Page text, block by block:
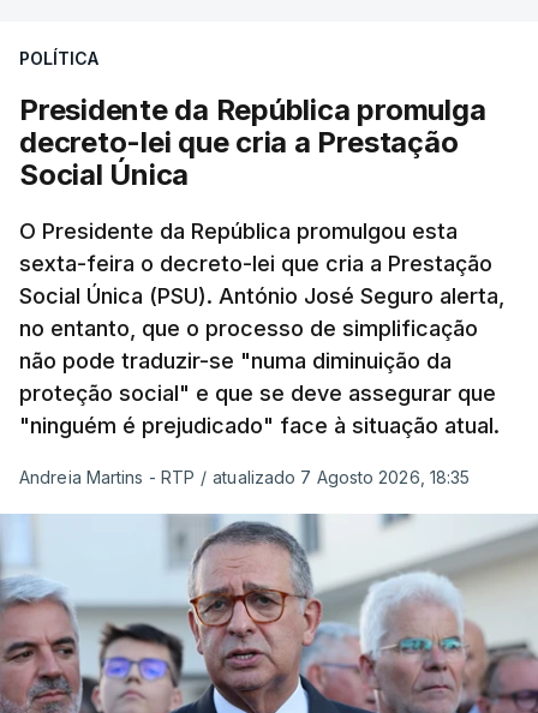
POLÍTICA
Presidente da República promulga
decreto-lei que cria a Prestação
Social Única
O Presidente da República promulgou esta
sexta-feira o decreto-lei que cria a Prestação
Social Única (PSU). António José Seguro alerta,
no entanto, que o processo de simplificação
não pode traduzir-se "numa diminuição da
proteção social" e que se deve assegurar que
"ninguém é prejudicado" face à situação atual.
Andreia Martins - RTP / atualizado 7 Agosto 2026, 18:35